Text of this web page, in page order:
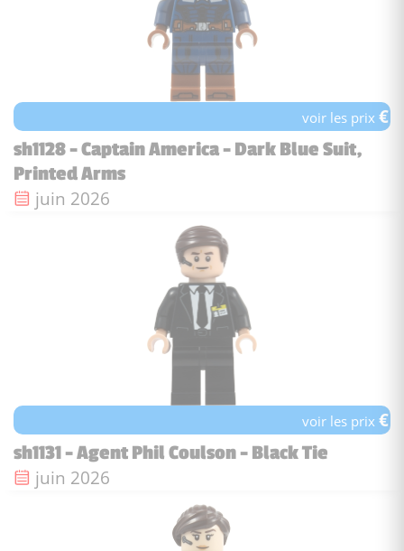
voir les prix€
sh1128 - Captain America - Dark Blue Suit,
Printed Arms
Date de sortie :
juin 2026
voir les prix€
sh1131 - Agent Phil Coulson - Black Tie
Date de sortie :
juin 2026